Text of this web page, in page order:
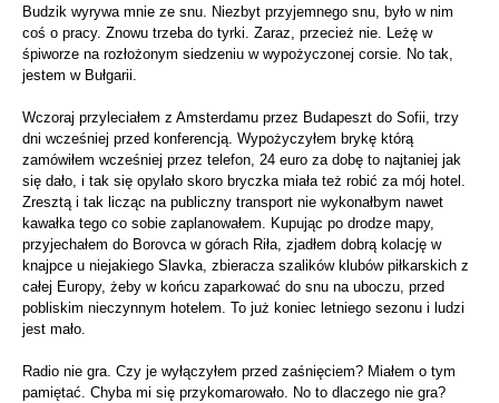
Budzik wyrywa mnie ze snu. Niezbyt przyjemnego snu, było w nim
coś o pracy. Znowu trzeba do tyrki. Zaraz, przecież nie. Leżę w
śpiworze na rozłożonym siedzeniu w wypożyczonej corsie. No tak,
jestem w Bułgarii.
Wczoraj przyleciałem z Amsterdamu przez Budapeszt do Sofii, trzy
dni wcześniej przed konferencją. Wypożyczyłem brykę którą
zamówiłem wcześniej przez telefon, 24 euro za dobę to najtaniej jak
się dało, i tak się opylało skoro bryczka miała też robić za mój hotel.
Zresztą i tak licząc na publiczny transport nie wykonałbym nawet
kawałka tego co sobie zaplanowałem. Kupując po drodze mapy,
przyjechałem do Borovca w górach Riła, zjadłem dobrą kolację w
knajpce u niejakiego Slavka, zbieracza szalików klubów piłkarskich z
całej Europy, żeby w końcu zaparkować do snu na uboczu, przed
pobliskim nieczynnym hotelem. To już koniec letniego sezonu i ludzi
jest mało.
Radio nie gra. Czy je wyłączyłem przed zaśnięciem? Miałem o tym
pamiętać. Chyba mi się przykomarowało. No to dlaczego nie gra?